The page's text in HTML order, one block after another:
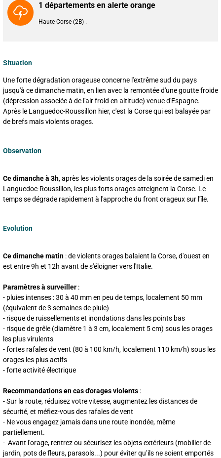
1 départements en alerte orange
Haute-Corse (2B) .
Situation
Une forte dégradation orageuse concerne l'extrême sud du pays
jusqu'à ce dimanche matin, en lien avec la remontée d'une goutte froide
(dépression associée à de l'air froid en altitude) venue d'Espagne.
Après le Languedoc-Roussillon hier, c'est la Corse qui est balayée par
de brefs mais violents orages.
Observation
Ce dimanche à 3h, après les violents orages de la soirée de samedi en
Languedoc-Roussillon, les plus forts orages atteignent la Corse. Le
temps se dégrade rapidement à l'approche du front orageux sur l'île.
Evolution
Ce dimanche matin : de violents orages balaient la Corse, d'ouest en
est entre 9h et 12h avant de s'éloigner vers l'Italie.
Paramètres à surveiller :
- pluies intenses : 30 à 40 mm en peu de temps, localement 50 mm
(équivalent de 3 semaines de pluie)
- risque de ruissellements et inondations dans les points bas
- risque de grêle (diamètre 1 à 3 cm, localement 5 cm) sous les orages
les plus virulents
- fortes rafales de vent (80 à 100 km/h, localement 110 km/h) sous les
orages les plus actifs
- forte activité électrique
Recommandations en cas d'orages violents :
- Sur la route, réduisez votre vitesse, augmentez les distances de
sécurité, et méfiez-vous des rafales de vent
- Ne vous engagez jamais dans une route inondée, même
partiellement.
- Avant l'orage, rentrez ou sécurisez les objets extérieurs (mobilier de
jardin, pots de fleurs, parasols...) pour éviter qu’ils ne soient emportés